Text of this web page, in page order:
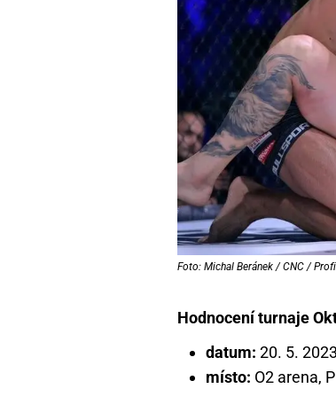
Foto: Michal Beránek / CNC /
Hodnocení turnaje
datum: 20. 5. 2023
místo: O2 arena,